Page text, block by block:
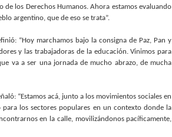
los Derechos Humanos. Ahora estamos evaluando
argentino, que de eso se trata”.
“Hoy marchamos bajo la consigna de Paz, Pan y
y las trabajadoras de la educación. Vinimos para
va a ser una jornada de mucho abrazo, de mucha
“Estamos acá, junto a los movimientos sociales en
los sectores populares en un contexto donde la
en la calle, movilizándonos pacíficamente,